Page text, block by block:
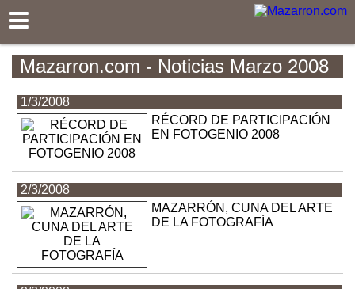
Mazarron.com - Noticias Marzo 2008
1/3/2008
RÉCORD DE PARTICIPACIÓN
EN FOTOGENIO 2008
2/3/2008
MAZARRÓN, CUNA DEL ARTE
DE LA FOTOGRAFÍA